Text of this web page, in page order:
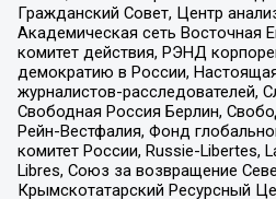
Гражданский Совет, Центр
Академическая сеть Восточная
комитет действия, РЭНД
демократию в России,
журналистов-расследователей,
Свободная Россия Берлин,
Рейн-Вестфалия, Фонд
комитет России, Russie-Libertes,
Libres, Союз за возвращение
Крымскотатарский Ресурсный